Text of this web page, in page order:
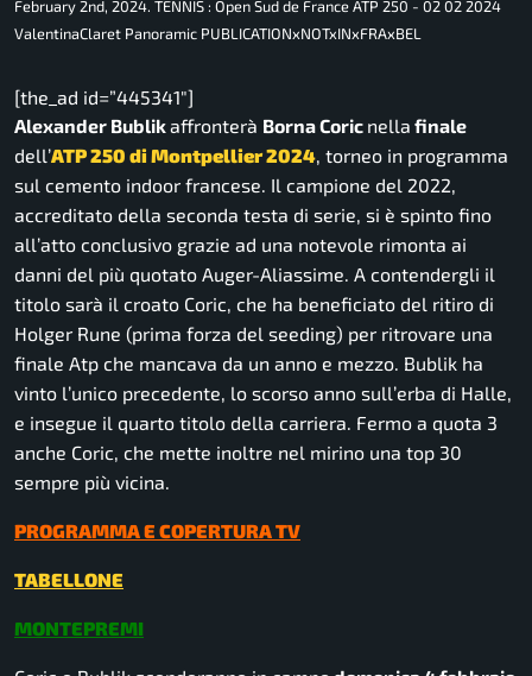
February 2nd, 2024. TENNIS : Open Sud de France ATP 250 - 02 02 2024
ValentinaClaret Panoramic PUBLICATIONxNOTxINxFRAxBEL
[the_ad id=”445341″]
Alexander Bublikaffronterà Borna Coric nella finale
dell’ATP 250 di Montpellier 2024, torneo in programma
sul cemento indoor francese. Il campione del 2022,
accreditato della seconda testa di serie, si è spinto fino
all’atto conclusivo grazie ad una notevole rimonta ai
danni del più quotato Auger-Aliassime. A contendergli il
titolo sarà il croato Coric, che ha beneficiato del ritiro di
Holger Rune (prima forza del seeding) per ritrovare una
finale Atp che mancava da un anno e mezzo. Bublik ha
vinto l’unico precedente, lo scorso anno sull’erba di Halle,
e insegue il quarto titolo della carriera. Fermo a quota 3
anche Coric, che mette inoltre nel mirino una top 30
sempre più vicina.
PROGRAMMA E COPERTURA TV
TABELLONE
MONTEPREMI